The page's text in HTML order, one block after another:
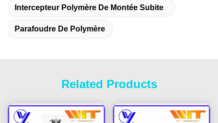
Intercepteur Polymère De Montée Subite
Parafoudre De Polymère
Related Products